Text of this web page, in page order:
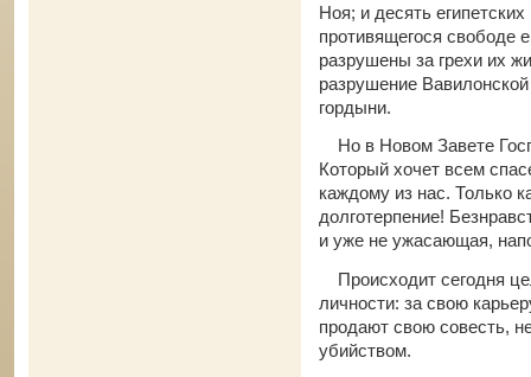
Ноя; и десять
противящегося свободе
разрушены за грехи их
разрушение
гордыни.
Но в Новом Завете
Который хочет всем
каждому из нас. Только
долготерпение!
и уже не ужасающая,
Происходит сегодня
личности: за свою
продают свою совесть,
убийством.